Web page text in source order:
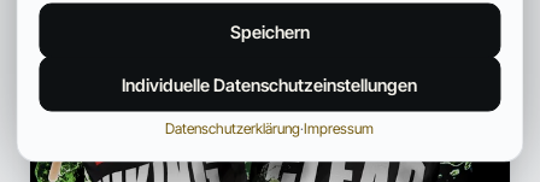
Speichern
Individuelle Datenschutzeinstellungen
Datenschutzerklärung·Impressum